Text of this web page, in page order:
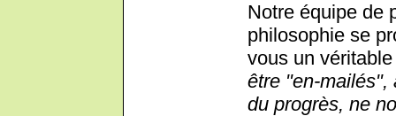
Notre équipe de
philosophie se
vous un
être "en-mailés",
du progrès, ne